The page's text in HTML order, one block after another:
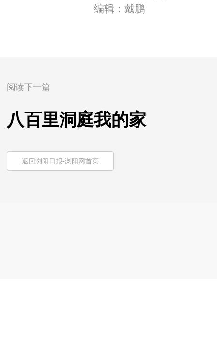
编辑：戴鹏
阅读下一篇
八百里洞庭我的家
返回浏阳日报-浏阳网首页